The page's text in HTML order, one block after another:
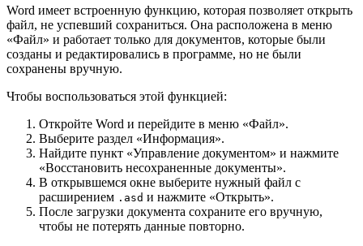
Word имеет встроенную функцию, которая позволяет открыть
файл, не успевший сохраниться. Она расположена в меню
«Файл» и работает только для документов, которые были
созданы и редактировались в программе, но не были
сохранены вручную.
Чтобы воспользоваться этой функцией:
Откройте Word и перейдите в меню «Файл».
Выберите раздел «Информация».
Найдите пункт «Управление документом» и нажмите
«Восстановить несохраненные документы».
В открывшемся окне выберите нужный файл с
расширением .asd и нажмите «Открыть».
После загрузки документа сохраните его вручную,
чтобы не потерять данные повторно.